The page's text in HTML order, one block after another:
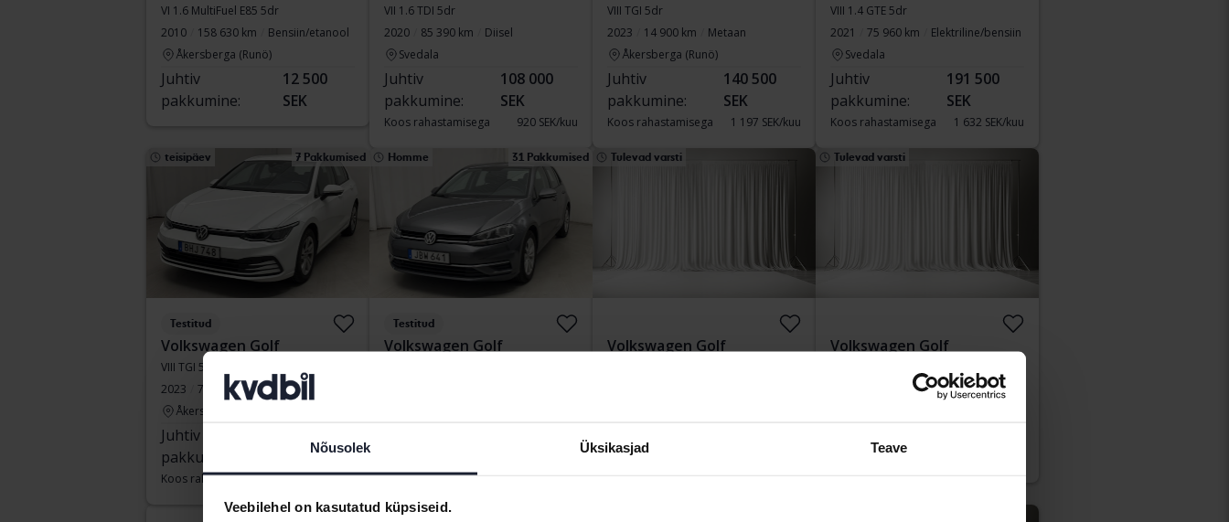
Nõusolek Üksikasjad Teave
Veebilehel on kasutatud küpsiseid.
VI 1.6 MultiFuel E85 5dr
2010
158 630 km
Bensiin/etanool
Åkersberga (Runö)
Juhtiv
pakkumine:
12 500
SEK
VII 1.6 TDI 5dr
2020
85 390 km
Diisel
Svedala
Juhtiv
pakkumine:
108 000
SEK
Koos rahastamisega 920 SEK/kuu
VIII TGI 5dr
2023
14 900 km
Metaan
Åkersberga (Runö)
Juhtiv
pakkumine:
140 500
SEK
Koos rahastamisega 1 197 SEK/kuu
VIII 1.4 GTE 5dr
2021
75 960 km
Elektriline/bensiin
Svedala
Juhtiv
pakkumine:
191 500
SEK
Koos rahastamisega 1 632 SEK/kuu
teisipäev 7 Pakkumised
Testitud
Volkswagen Golf
VIII TGI 5dr
2023
70 860 km
Metaan
Åkersberga (Runö)
Juhtiv
pakkumine:
Koos rahastamisega 861 SEK/kuu
Homme 31 Pakkumised
Testitud
Volkswagen Golf
Koos rahastamisega
Tulevad varsti
Volkswagen Golf
Meie hindamine on teel
Tulevad varsti
Volkswagen Golf
151 510 km
Bensiin/Metaan
Meie hindamine on teel
Tulevad varsti